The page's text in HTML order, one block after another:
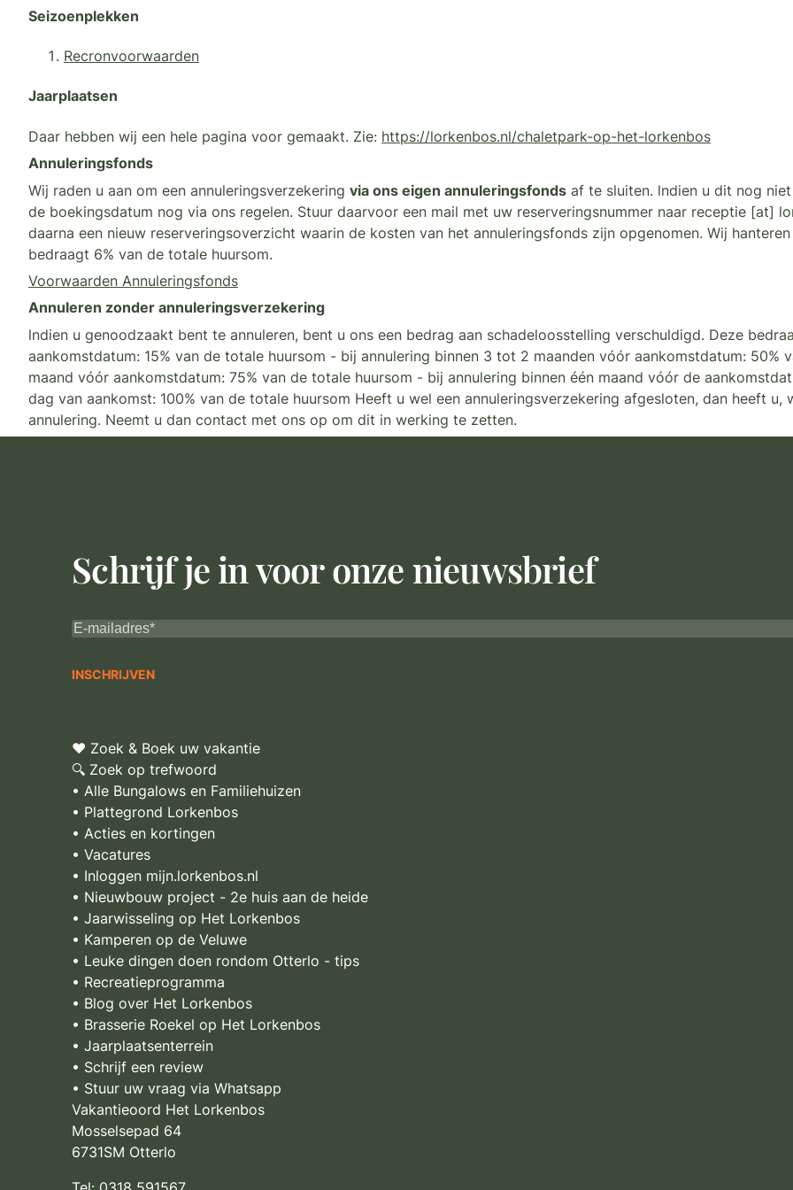
Seizoenplekken
Recronvoorwaarden
Jaarplaatsen
Daar hebben wij een hele pagina voor gemaakt. Zie: https://lorkenbos.nl/chaletpark-op-het-lorkenbos
Annuleringsfonds
Wij raden u aan om een annuleringsverzekering via ons eigen annuleringsfonds af te sluiten. lndien u dit nog
de boekingsdatum nog via ons regelen. Stuur daarvoor een mail met uw reserveringsnummer naar receptie [at]
daarna een nieuw reserveringsoverzicht waarin de kosten van het annuleringsfonds zijn opgenomen. Wij
bedraagt 6% van de totale huursom.
Voorwaarden Annuleringsfonds
Annuleren zonder annuleringsverzekering
lndien u genoodzaakt bent te annuleren, bent u ons een bedrag aan schadeloosstelling verschuldigd. Deze
aankomstdatum: 15% van de totale huursom - bij annulering binnen 3 tot 2 maanden vóór aankomstdatum: 50%
maand vóór aankomstdatum: 75% van de totale huursom - bij annulering binnen één maand vóór de
dag van aankomst: 100% van de totale huursom Heeft u wel een annuleringsverzekering afgesloten, dan heeft
annulering. Neemt u dan contact met ons op om dit in werking te zetten.
Schrijf je in voor onze nieuwsbrief
♥ Zoek & Boek uw vakantie
🔍 Zoek op trefwoord
• Alle Bungalows en Familiehuizen
• Plattegrond Lorkenbos
• Acties en kortingen
• Vacatures
• Inloggen mijn.lorkenbos.nl
• Nieuwbouw project - 2e huis aan de heide
• Jaarwisseling op Het Lorkenbos
• Kamperen op de Veluwe
• Leuke dingen doen rondom Otterlo - tips
• Recreatieprogramma
• Blog over Het Lorkenbos
• Brasserie Roekel op Het Lorkenbos
• Jaarplaatsenterrein
• Schrijf een review
• Stuur uw vraag via Whatsapp
Vakantieoord Het Lorkenbos
Mosselsepad 64
6731SM Otterlo